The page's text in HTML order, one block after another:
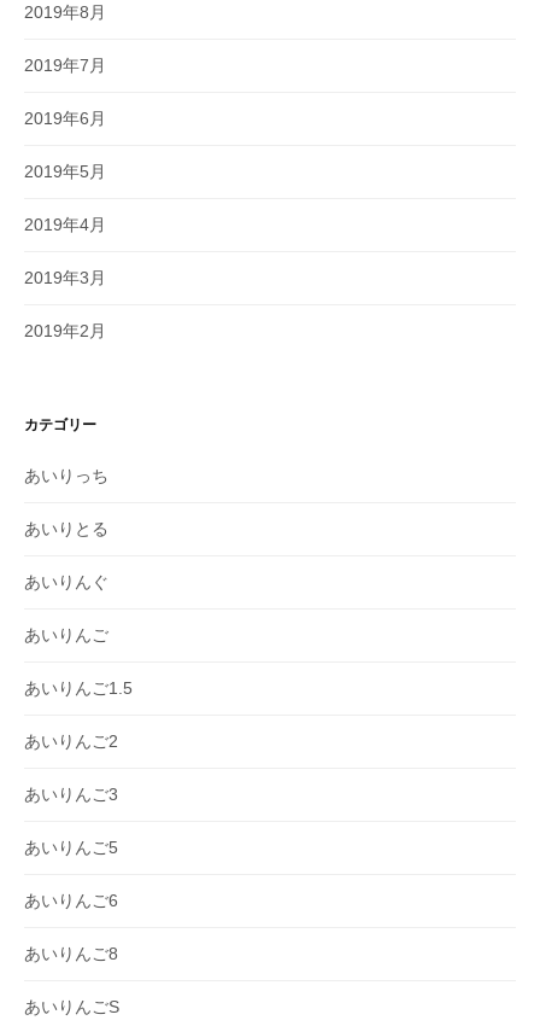
2019年8月
2019年7月
2019年6月
2019年5月
2019年4月
2019年3月
2019年2月
カテゴリー
あいりっち
あいりとる
あいりんぐ
あいりんご
あいりんご1.5
あいりんご2
あいりんご3
あいりんご5
あいりんご6
あいりんご8
あいりんごS